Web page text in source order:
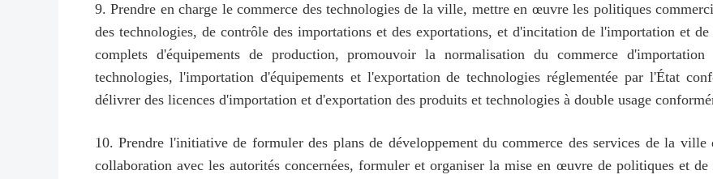
9. Prendre en charge le commerce des technologies de la ville, mettre en œuvre les politiques
des technologies, de contrôle des importations et des exportations, et d'incitation de l'importation et
complets d'équipements de production, promouvoir la normalisation du commerce
technologies, l'importation d'équipements et l'exportation de technologies réglementée par l'État
délivrer des licences d'importation et d'exportation des produits et technologies à double usage
10. Prendre l'initiative de formuler des plans de développement du commerce des services de la
collaboration avec les autorités concernées, formuler et organiser la mise en œuvre de politiques et